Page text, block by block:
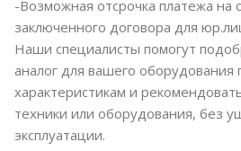
-Возможная отсрочка платежа на
заключенного договора для
Наши специалисты помогут
аналог для вашего оборудования
характеристикам и
техники или оборудования, без
эксплуатации.